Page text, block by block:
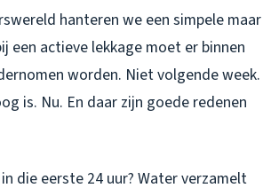
hanteren we een simpele maar
een actieve lekkage moet er binnen
worden. Niet volgende week.
is. Nu. En daar zijn goede redenen
die eerste 24 uur? Water verzamelt